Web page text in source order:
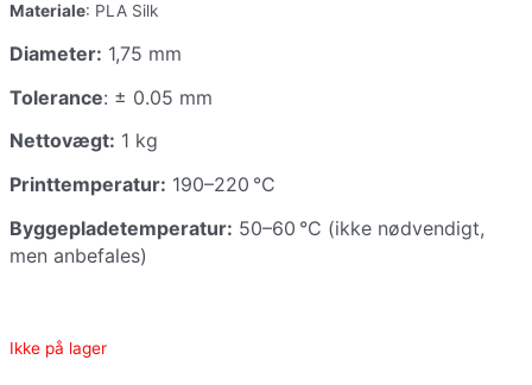
Materiale: PLA Silk
Diameter: 1,75 mm
Tolerance: ± 0.05 mm
Nettovægt: 1 kg
Printtemperatur: 190–220 °C
Byggepladetemperatur: 50–60 °C (ikke nødvendigt,
men anbefales)
Ikke på lager